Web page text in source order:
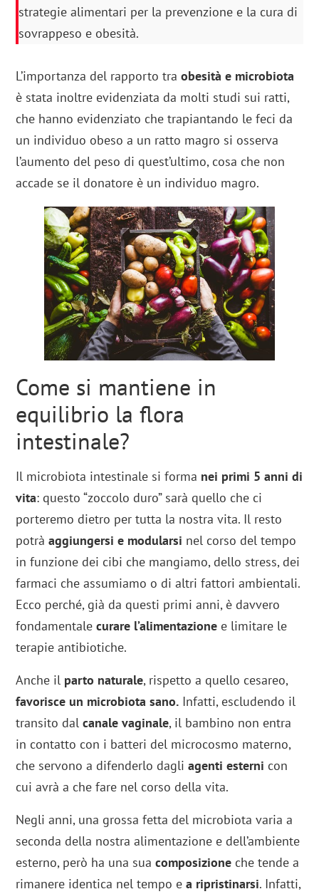
strategie alimentari per la prevenzione e la cura di
sovrappeso e obesità.
L’importanza del rapporto traobesità e microbiota
è stata inoltre evidenziata da molti studi sui ratti,
che hanno evidenziato che trapiantando le feci da
un individuo obeso a un ratto magro si osserva
l’aumento del peso di quest’ultimo, cosa che non
accade se il donatore è un individuo magro.
Come si mantiene in
equilibrio la flora
intestinale?
Il microbiota intestinale si forma nei primi 5 anni di
vita: questo “zoccolo duro” sarà quello che ci
porteremo dietro per tutta la nostra vita. Il resto
potràaggiungersi e modularsi nel corso del tempo
in funzione dei cibi che mangiamo, dello stress, dei
farmaci che assumiamo o di altri fattori ambientali.
Ecco perché, già da questi primi anni, è davvero
fondamentalecurare l’alimentazione e limitare le
terapie antibiotiche.
Anche il parto naturale, rispetto a quello cesareo,
favorisce un microbiota sano. Infatti, escludendo il
transito dalcanale vaginale, il bambino non entra
in contatto con i batteri del microcosmo materno,
che servono a difenderlo dagliagenti esterni con
cui avrà a che fare nel corso della vita.
Negli anni, una grossa fetta del microbiota varia a
seconda della nostra alimentazione e dell’ambiente
esterno, però ha una suacomposizione che tende a
rimanere identica nel tempo ea ripristinarsi. Infatti,